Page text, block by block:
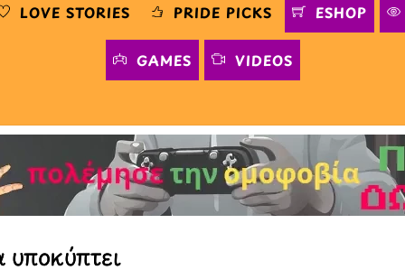
LOVE STORIES PRIDE PICKS ESHOP
GAMES VIDEOS
υποκύπτει